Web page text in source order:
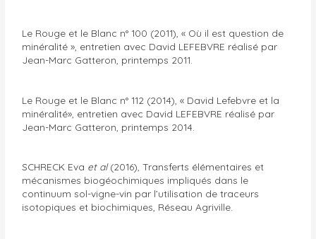
Le Rouge et le Blanc n° 100 (2011), « Où il est question de
minéralité », entretien avec David LEFEBVRE réalisé par
Jean-Marc Gatteron, printemps 2011.
Le Rouge et le Blanc n° 112 (2014), « David Lefebvre et la
minéralité», entretien avec David LEFEBVRE réalisé par
Jean-Marc Gatteron, printemps 2014.
SCHRECK Eva et al(2016), Transferts élémentaires et
mécanismes biogéochimiques impliqués dans le
continuum sol-vigne-vin par l’utilisation de traceurs
isotopiques et biochimiques, Réseau Agriville.